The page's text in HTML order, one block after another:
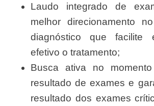
Laudo integrado de
melhor direcionamento
diagnóstico que facilite
efetivo o tratamento;
Busca ativa no
resultado de exames e
resultado dos exames